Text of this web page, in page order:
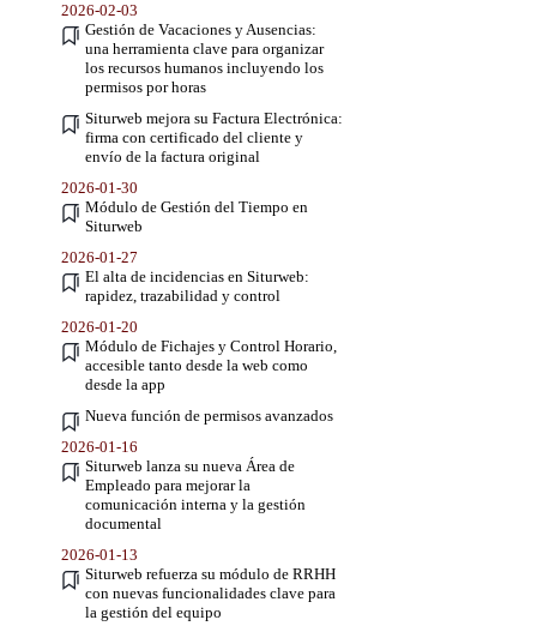
2026-02-03
Gestión de Vacaciones y Ausencias:
una herramienta clave para organizar
los recursos humanos incluyendo los
permisos por horas
Siturweb mejora su Factura Electrónica:
firma con certificado del cliente y
envío de la factura original
2026-01-30
Módulo de Gestión del Tiempo en
Siturweb
2026-01-27
El alta de incidencias en Siturweb:
rapidez, trazabilidad y control
2026-01-20
Módulo de Fichajes y Control Horario,
accesible tanto desde la web como
desde la app
Nueva función de permisos avanzados
2026-01-16
Siturweb lanza su nueva Área de
Empleado para mejorar la
comunicación interna y la gestión
documental
2026-01-13
Siturweb refuerza su módulo de RRHH
con nuevas funcionalidades clave para
la gestión del equipo